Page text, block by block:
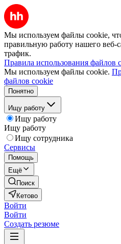
Мы используем файлы cookie,
правильную работу нашего веб-
трафик.
Правила использования файлов
Мы используем файлы cookie.
файлов cookie
Понятно
Ищу работу
Ищу работу
Ищу работу
Ищу сотрудника
Сервисы
Помощь
Ещё
Поиск
Кетово
Войти
Войти
Создать резюме